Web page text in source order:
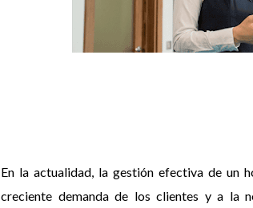
En la actualidad, la gestión efectiva de un
creciente demanda de los clientes y a la